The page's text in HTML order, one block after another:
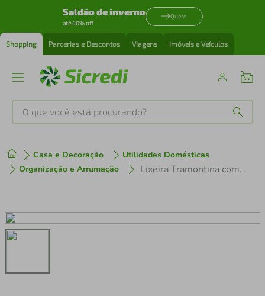
Saldão de inverno
até 40% off
Quero
Shopping Parcerias e Descontos Viagens Imóveis e Veículos
O que você está procurando?
Casa e Decoração
Utilidades Domésticas
Organização e Arrumação
Lixeira Tramontina com Tampa Útil 94540/036 em Aço Inox – 5 L
1º tenis
3º